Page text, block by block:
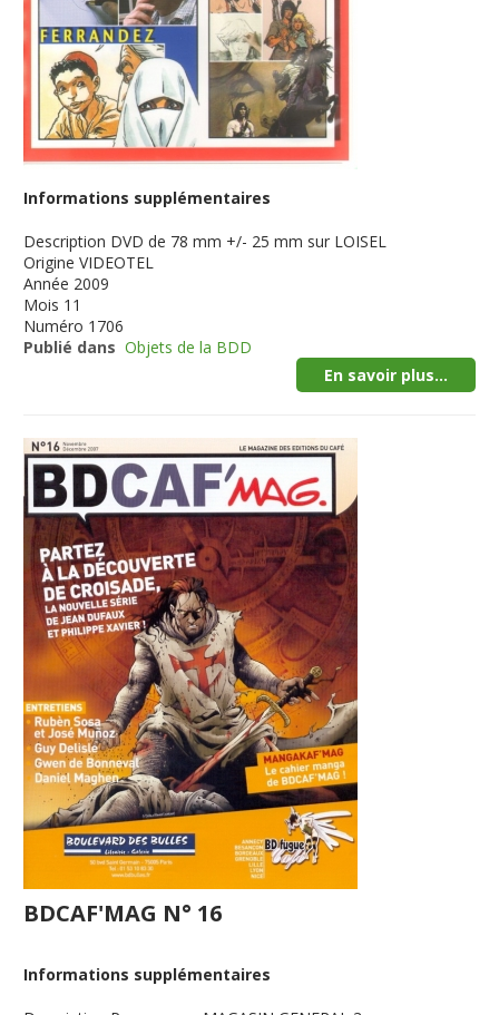
Informations supplémentaires
Description DVD de 78 mm +/- 25 mm sur LOISEL
Origine VIDEOTEL
Année 2009
Mois 11
Numéro 1706
Publié dans Objets de la BDD
En savoir plus...
BDCAF'MAG N° 16
Informations supplémentaires